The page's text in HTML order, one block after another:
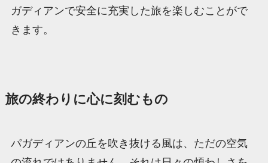
ガディアンで安全に充実した旅を楽しむことがで
きます。
旅の終わりに心に刻むもの
パガディアンの丘を吹き抜ける風は、ただの空気